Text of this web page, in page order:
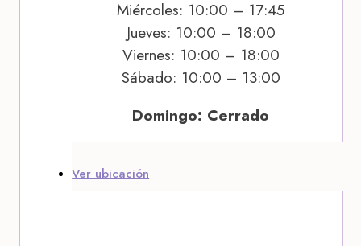
Miércoles: 10:00 – 17:45
Jueves: 10:00 – 18:00
Viernes: 10:00 – 18:00
Sábado: 10:00 – 13:00
Domingo: Cerrado
Ver ubicación